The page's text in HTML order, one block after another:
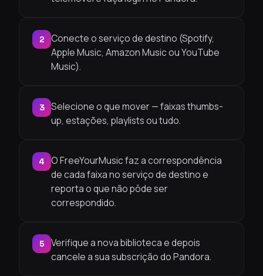
2
Conecte o serviço de destino (Spotify,
Apple Music, Amazon Music ou YouTube
Music).
3
Selecione o que mover — faixas thumbs-
up, estações, playlists ou tudo.
4
O FreeYourMusic faz a correspondência
de cada faixa no serviço de destino e
reporta o que não pôde ser
correspondido.
5
Verifique a nova biblioteca e depois
cancele a sua subscrição do Pandora.